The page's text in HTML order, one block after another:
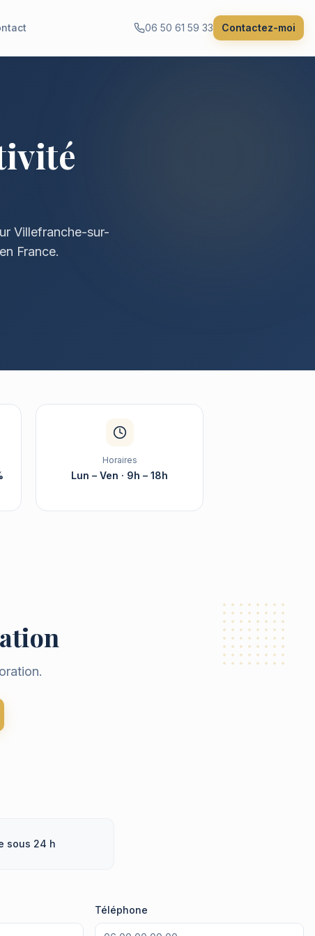
06 50 61 59 33 Contactez-moi
Villefranche-sur-
France.
Horaires
Lun – Ven · 9h – 18h
sous 24 h
Téléphone